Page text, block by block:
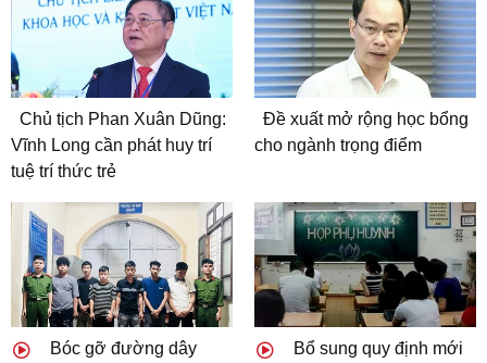
Chủ tịch Phan Xuân Dũng:
Vĩnh Long cần phát huy trí
tuệ trí thức trẻ
Đề xuất mở rộng học bổng
cho ngành trọng điểm
Bóc gỡ đường dây
Bổ sung quy định mới